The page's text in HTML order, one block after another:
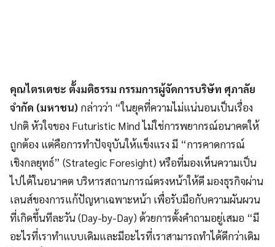
คุณไตรเตชะ ตั้งมติธรรม กรรมการผู้จัดการบริษัท ศุภาลัย
จำกัด (มหาชน) กล่าวว่า “ในยุคที่ความไม่แน่นอนเป็นเรื่อง
ปกติ หัวใจของ Futuristic Mind ไม่ใช่การพยากรณ์อนาคตให้
ถูกต้อง แต่คือการทำปัจจุบันให้แข็งแรง มี “การคาดการณ์
เชิงกลยุทธ์” (Strategic Foresight) หรือที่มองเห็นความเป็น
ไปได้ในอนาคต บริหารสถานการณ์ตรงหน้าให้ดี มองธุรกิจผ่าน
เลนส์ของการแก้ปัญหาเฉพาะหน้า เพื่อรับมือกับความผันผวน
ที่เกิดขึ้นทีละวัน (Day-by-Day) ด้วยการตั้งคำถามอยู่เสมอ “มี
อะไรที่เราทำแบบเดิมและมีอะไรที่เราสามารถทำได้ดีกว่าเดิม